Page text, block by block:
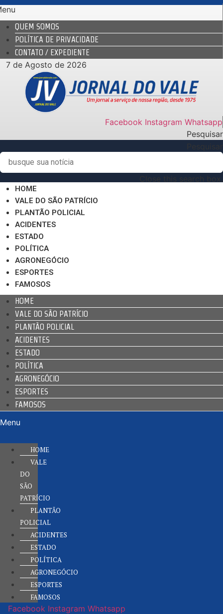
Ir
para
conteúdo
QUEM SOMOS
POLÍTICA DE PRIVACIDADE
CONTATO / EXPEDIENTE
7 de Agosto de 2026
Facebook Instagram Whatsapp
Pesquisar
Pesquisar
Close this search box.
HOME
VALE DO SÃO PATRÍCIO
PLANTÃO POLICIAL
ACIDENTES
ESTADO
POLÍTICA
AGRONEGÓCIO
ESPORTES
FAMOSOS
HOME
VALE DO SÃO PATRÍCIO
PLANTÃO POLICIAL
ACIDENTES
ESTADO
POLÍTICA
AGRONEGÓCIO
ESPORTES
FAMOSOS
Menu
HOME
VALE
DO
SÃO
PATRÍCIO
PLANTÃO
POLICIAL
ACIDENTES
ESTADO
POLÍTICA
AGRONEGÓCIO
ESPORTES
FAMOSOS
Facebook Instagram Whatsapp